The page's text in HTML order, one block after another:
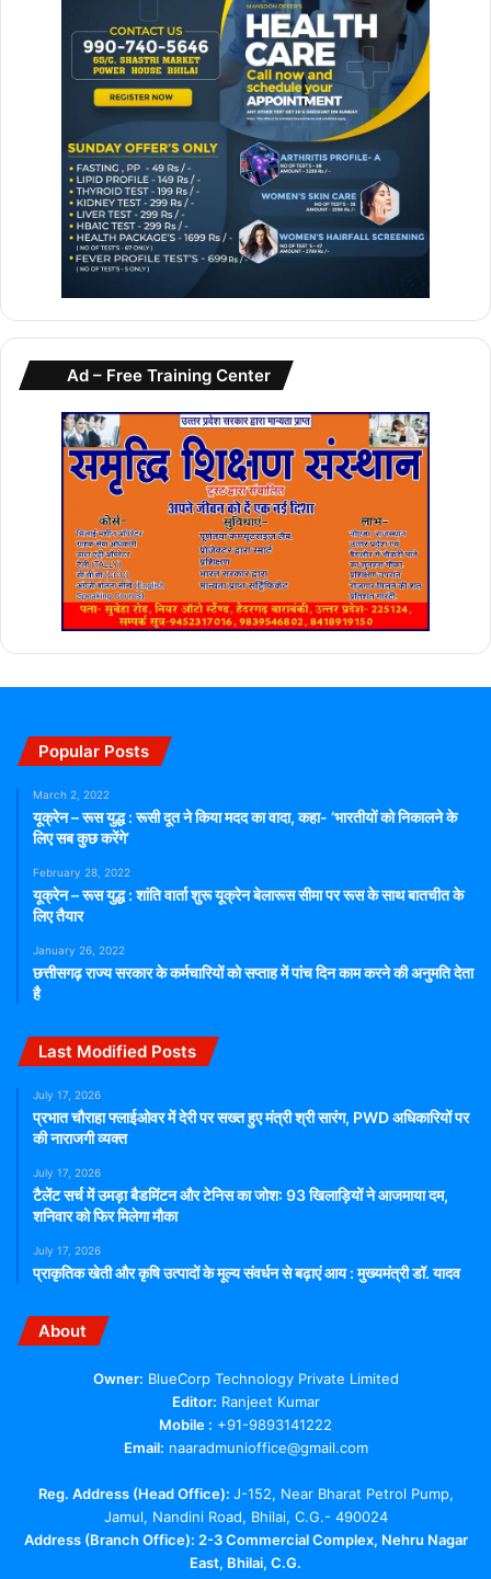
Ad – Free Training Center
Popular Posts
March 2, 2022
यूक्रेन – रूस युद्ध : रूसी दूत ने किया मदद का वादा, कहा- ‘भारतीयों को निकालने के
लिए सब कुछ करेंगे’
February 28, 2022
यूक्रेन – रूस युद्ध : शांति वार्ता शुरू यूक्रेन बेलारूस सीमा पर रूस के साथ बातचीत के
लिए तैयार
January 26, 2022
छत्तीसगढ़ राज्य सरकार के कर्मचारियों को सप्ताह में पांच दिन काम करने की अनुमति देता
है
Last Modified Posts
July 17, 2026
प्रभात चौराहा फ्लाईओवर में देरी पर सख्त हुए मंत्री श्री सारंग, PWD अधिकारियों पर
की नाराजगी व्यक्त
July 17, 2026
टैलेंट सर्च में उमड़ा बैडमिंटन और टेनिस का जोश: 93 खिलाड़ियों ने आजमाया दम,
शनिवार को फिर मिलेगा मौका
July 17, 2026
प्राकृतिक खेती और कृषि उत्पादों के मूल्य संवर्धन से बढ़ाएं आय : मुख्यमंत्री डॉ. यादव
About
Owner: BlueCorp Technology Private Limited
Editor: Ranjeet Kumar
Mobile : +91-9893141222
Email: naaradmunioffice@gmail.com
Reg. Address (Head Office): J-152, Near Bharat Petrol Pump,
Jamul, Nandini Road, Bhilai, C.G.- 490024
Address (Branch Office): 2-3 Commercial Complex, Nehru Nagar
East, Bhilai, C.G.